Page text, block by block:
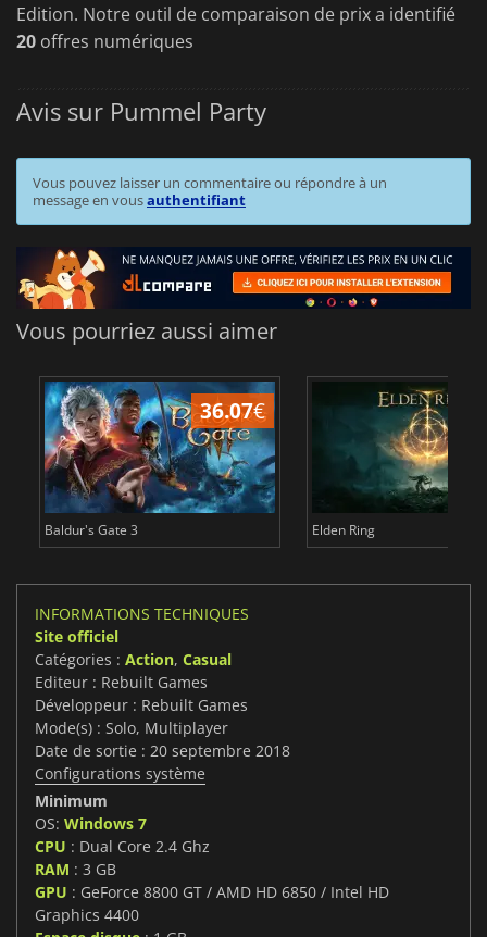
Edition. Notre outil de comparaison de prix a identifié
20 offres numériques
Avis sur Pummel Party
Vous pouvez laisser un commentaire ou répondre à un
message en vousauthentifiant
Vous pourriez aussi aimer
36.07€
Baldur's Gate 3 Elden Ring
INFORMATIONS TECHNIQUES
Site officiel
Catégories : Action, Casual
Editeur : Rebuilt Games
Développeur : Rebuilt Games
Mode(s) : Solo, Multiplayer
Date de sortie : 20 septembre 2018
Configurations système
Minimum
OS: Windows 7
CPU : Dual Core 2.4 Ghz
RAM : 3 GB
GPU : GeForce 8800 GT / AMD HD 6850 / Intel HD
Graphics 4400